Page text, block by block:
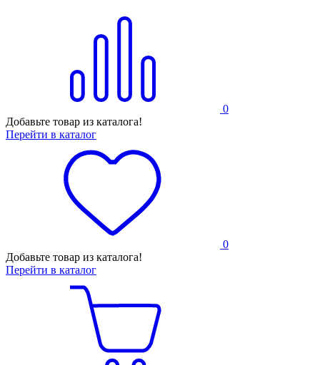
0
Добавьте товар из каталога!
Перейти в каталог
0
Добавьте товар из каталога!
Перейти в каталог